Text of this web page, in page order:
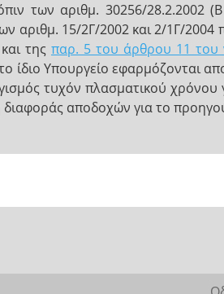
των αριθμ. 30256/28.2.2002
αριθμ. 15/2Γ/2002 και 2/1Γ/
της παρ. 5 του άρθρου 11 του
ίδιο Υπουργείο εφαρμόζονται
τυχόν πλασματικού χρόνου
αποδοχών για το